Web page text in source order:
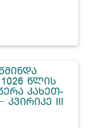
ᲬᲚᲘᲡ
ᲙᲐᲮᲔᲗ-
III